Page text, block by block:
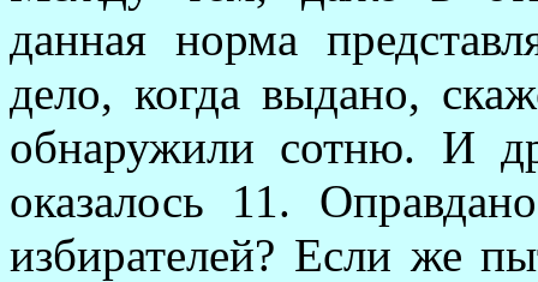
данная норма
дело, когда выдано,
обнаружили сотню. И
оказалось 11.
избирателей? Если же